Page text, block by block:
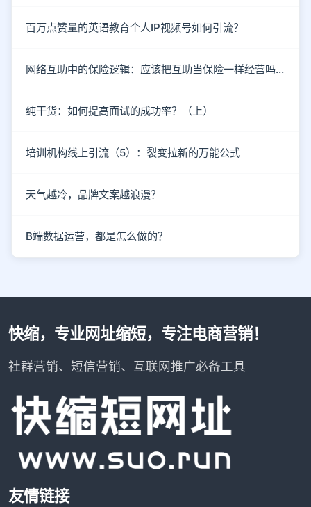
百万点赞量的英语教育个人IP视频号如何引流？
网络互助中的保险逻辑：应该把互助当保险一样经营吗？
纯干货：如何提高面试的成功率？（上）
培训机构线上引流（5）：裂变拉新的万能公式
天气越冷，品牌文案越浪漫？
B端数据运营，都是怎么做的？
快缩，专业网址缩短，专注电商营销！
社群营销、短信营销、互联网推广必备工具
友情链接